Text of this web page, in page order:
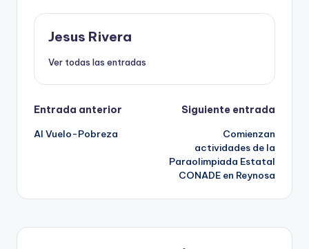
Jesus Rivera
Ver todas las entradas
Navegación
de
Entrada anterior
Al Vuelo-Pobreza
Siguiente entrada
Comienzan
actividades de la
Paraolimpiada Estatal
CONADE en Reynosa